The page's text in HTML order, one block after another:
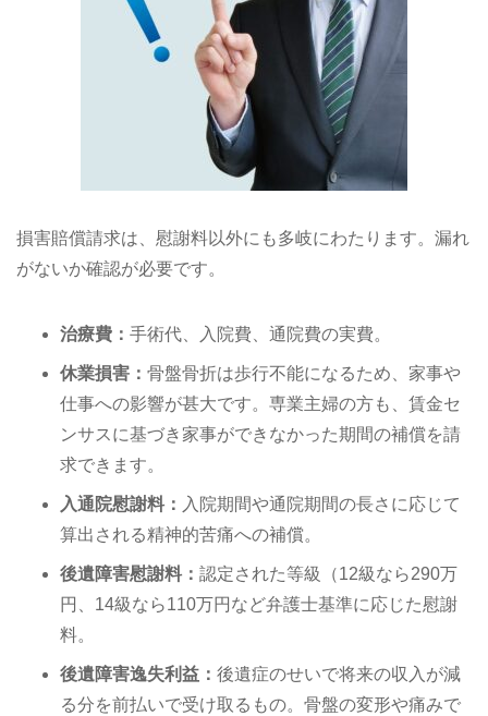
損害賠償請求は、慰謝料以外にも多岐にわたります。漏れ
がないか確認が必要です。
治療費： 手術代、入院費、通院費の実費。
休業損害： 骨盤骨折は歩行不能になるため、家事や
仕事への影響が甚大です。専業主婦の方も、賃金セ
ンサスに基づき家事ができなかった期間の補償を請
求できます。
入通院慰謝料： 入院期間や通院期間の長さに応じて
算出される精神的苦痛への補償。
後遺障害慰謝料： 認定された等級（12級なら290万
円、14級なら110万円など弁護士基準に応じた慰謝
料。
後遺障害逸失利益： 後遺症のせいで将来の収入が減
る分を前払いで受け取るもの。骨盤の変形や痛みで